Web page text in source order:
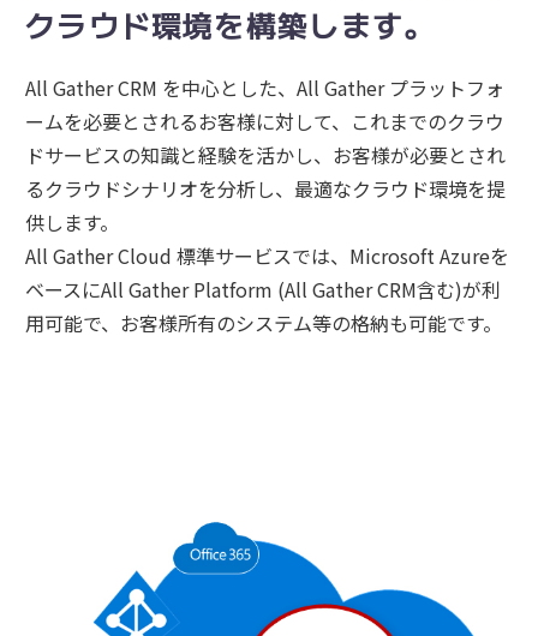
クラウド環境を構築します。
All Gather CRM を中心とした、All Gather プラットフォ
ームを必要とされるお客様に対して、これまでのクラウ
ドサービスの知識と経験を活かし、お客様が必要とされ
るクラウドシナリオを分析し、最適なクラウド環境を提
供します。
All Gather Cloud 標準サービスでは、Microsoft Azureを
ベースにAll Gather Platform (All Gather CRM含む)が利
用可能で、お客様所有のシステム等の格納も可能です。